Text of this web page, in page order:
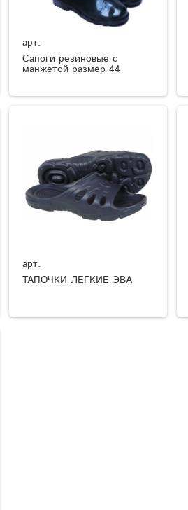
арт.
Сапоги резиновые с
манжетой размер 44
арт.
ТАПОЧКИ ЛЕГКИЕ ЭВА